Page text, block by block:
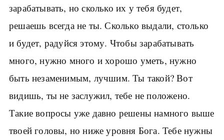
зарабатывать, но сколько их у тебя будет,
решаешь всегда не ты. Сколько выдали, столько
и будет, радуйся этому. Чтобы зарабатывать
много, нужно много и хорошо уметь, нужно
быть незаменимым, лучшим. Ты такой? Вот
видишь, ты не заслужил, тебе не положено.
Такие вопросы уже давно решены намного выше
твоей головы, но ниже уровня Бога. Тебе нужны